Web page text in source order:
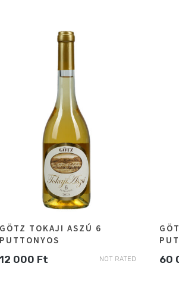
GÖTZ TOKAJI ASZÚ 6
PUTTONYOS
NOT RATED
12 000 Ft 60